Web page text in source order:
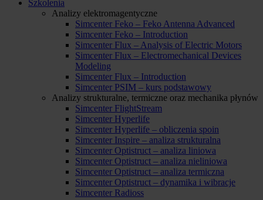
Szkolenia
Analizy elektromagentyczne
Simcenter Feko – Feko Antenna Advanced
Simcenter Feko – Introduction
Simcenter Flux – Analysis of Electric Motors
Simcenter Flux – Electromechanical Devices
Modeling
Simcenter Flux – Introduction
Simcenter PSIM – kurs podstawowy
Analizy strukturalne, termiczne oraz mechanika płynów
Simcenter FlightStream
Simcenter Hyperlife
Simcenter Hyperlife – obliczenia spoin
Simcenter Inspire – analiza strukturalna
Simcenter Optistruct – analiza liniowa
Simcenter Optistruct – analiza nieliniowa
Simcenter Optistruct – analiza termiczna
Simcenter Optistruct – dynamika i wibracje
Simcenter Radioss